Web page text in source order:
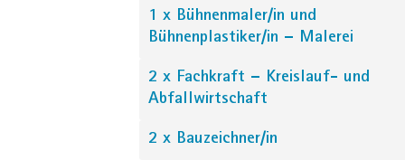
1 x Bühnenmaler/in und
Bühnenplastiker/in – Malerei
2 x Fachkraft – Kreislauf- und
Abfallwirtschaft
2 x Bauzeichner/in